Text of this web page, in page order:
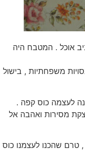
אוכל . המטבח היה
משפחתיות , בישול
לעצמה כוס קפה .
מסירות ואהבה אל
, טרם שהכנו לעצמנו כוס